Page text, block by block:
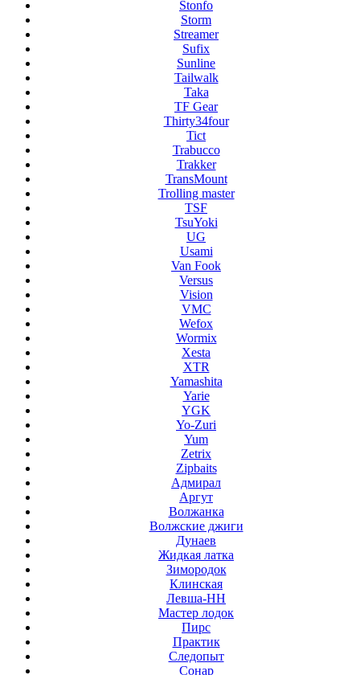
Stonfo
Storm
Streamer
Sufix
Sunline
Tailwalk
Taka
TF Gear
Thirty34four
Tict
Trabucco
Trakker
TransMount
Trolling master
TSF
TsuYoki
UG
Usami
Van Fook
Versus
Vision
VMC
Wefox
Wormix
Xesta
XTR
Yamashita
Yarie
YGK
Yo-Zuri
Yum
Zetrix
Zipbaits
Адмирал
Аргут
Волжанка
Волжские джиги
Дунаев
Жидкая латка
Зимородок
Клинская
Левша-НН
Мастер лодок
Пирс
Практик
Следопыт
Сонар